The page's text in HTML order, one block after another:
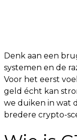
Denk aan een
systemen en de
Voor het eerst
geld écht kan
we duiken in wat
bredere crypto-